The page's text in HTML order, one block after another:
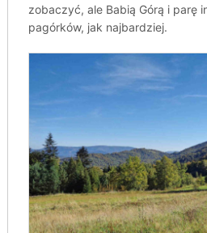
zobaczyć, ale Babią Górą i parę
pagórków, jak najbardziej.